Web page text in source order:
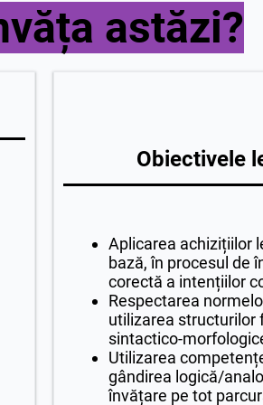
astăzi?
Obiectivele
Aplicarea achizițiilor
bază, în procesul de
corectă a intențiilor
Respectarea
utilizarea structurilor
sintactico-
Utilizarea
gândirea logică/
învățare pe tot